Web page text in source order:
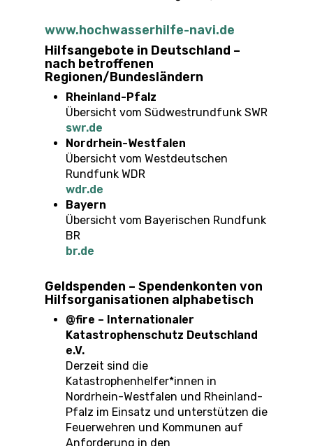
www.hochwasserhilfe-navi.de
Hilfsangebote in Deutschland –
nach betroffenen
Regionen/Bundesländern
Rheinland-Pfalz
Übersicht vom Südwestrundfunk SWR
swr.de
Nordrhein-Westfalen
Übersicht vom Westdeutschen
Rundfunk WDR
wdr.de
Bayern
Übersicht vom Bayerischen Rundfunk
BR
br.de
Geldspenden – Spendenkonten von
Hilfsorganisationen alphabetisch
@fire – Internationaler
Katastrophenschutz Deutschland
e.V.
Derzeit sind die
Katastrophenhelfer*innen in
Nordrhein-Westfalen und Rheinland-
Pfalz im Einsatz und unterstützen die
Feuerwehren und Kommunen auf
Anforderung in den